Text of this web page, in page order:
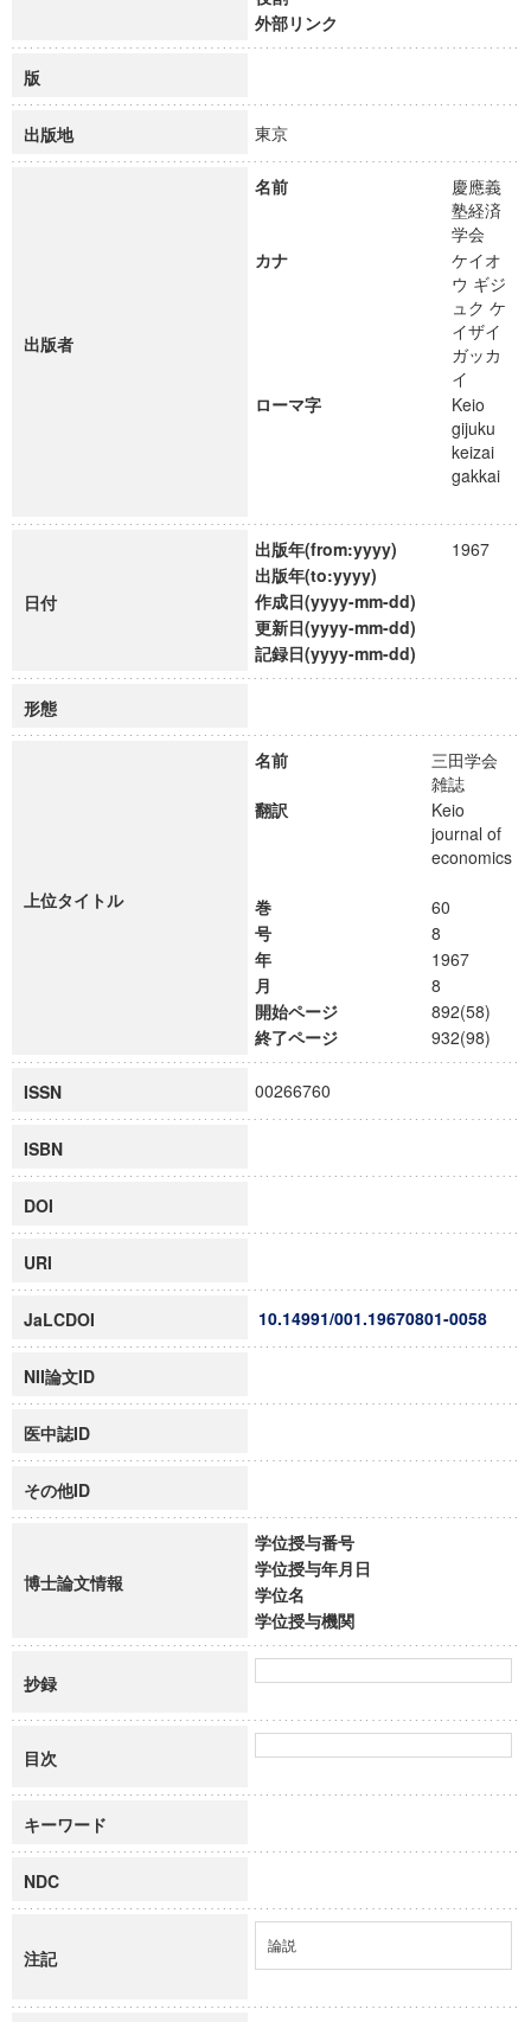
外部リンク
版
出版地 東京
出版者
名前
慶應義
塾経済
学会
カナ
ケイオ
ウ ギジ
ュク ケ
イザイ
ガッカ
イ
ローマ字
Keio
gijuku
keizai
gakkai
日付
出版年(from:yyyy)
1967
出版年(to:yyyy)
作成日(yyyy-mm-dd)
更新日(yyyy-mm-dd)
記録日(yyyy-mm-dd)
形態
上位タイトル
名前
三田学会
雑誌
翻訳
Keio
journal of
economics
巻
60
号
8
年
1967
月
8
開始ページ
892(58)
終了ページ
932(98)
ISSN 00266760
ISBN
DOI
URI
JaLCDOI 10.14991/001.19670801-0058
NII論文ID
医中誌ID
その他ID
博士論文情報
学位授与番号
学位授与年月日
学位名
学位授与機関
抄録
目次
キーワード
NDC
注記
論説